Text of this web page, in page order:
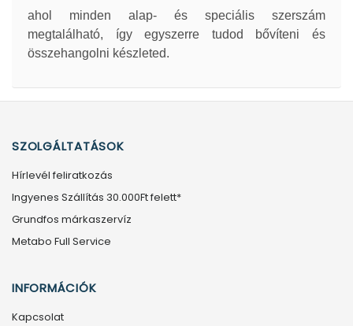
ahol minden alap- és speciális szerszám
megtalálható, így egyszerre tudod bővíteni és
összehangolni készleted.
SZOLGÁLTATÁSOK
Hírlevél feliratkozás
Ingyenes Szállítás 30.000Ft felett*
Grundfos márkaszervíz
Metabo Full Service
INFORMÁCIÓK
Kapcsolat